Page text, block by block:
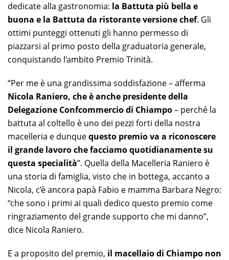
dedicate alla gastronomia: la Battuta più bella e
buona e la Battuta da ristorante versione chef. Gli
ottimi punteggi ottenuti gli hanno permesso di
piazzarsi al primo posto della graduatoria generale,
conquistando l’ambito Premio Trinità.
“Per me è una grandissima soddisfazione – afferma
Nicola Raniero, che è anche presidente della
Delegazione Confcommercio di Chiampo– perché la
battuta al coltello è uno dei pezzi forti della nostra
macelleria e dunquequesto premio va a riconoscere
il grande lavoro che facciamo quotidianamente su
questa specialità”. Quella della Macelleria Raniero è
una storia di famiglia, visto che in bottega, accanto a
Nicola, c’è ancora papà Fabio e mamma Barbara Negro:
“che sono i primi ai quali dedico questo premio come
ringraziamento del grande supporto che mi danno”,
dice Nicola Raniero.
E a proposito del premio, il macellaio di Chiampo non